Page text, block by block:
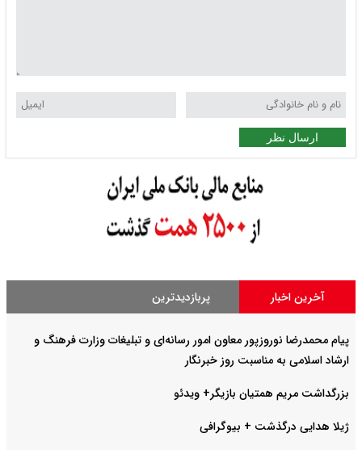
ارسال نظر
آخرین اخبار پربازدیدترین
پیام محمدرضا نوروزپور معاون امور رسانه‌ای و تبلیغات وزارت فرهنگ و
ارشاد اسلامی به مناسبت روز خبرنگار
بزرگداشت مریم همتیان بازیگر+ ویدئو
ژیلا هدایی درگذشت + بیوگرافی